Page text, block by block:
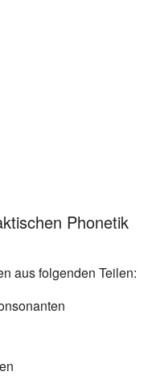
Phonetik
aus folgenden Teilen: